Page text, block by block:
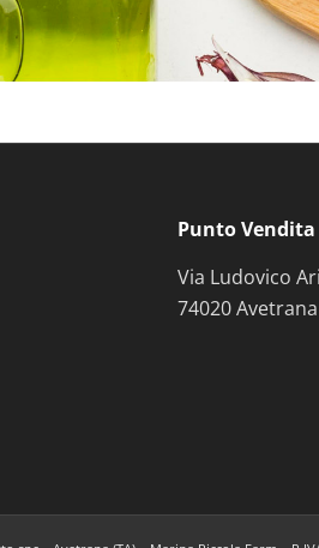
Punto
Via Ludovico
74020 Avetrana